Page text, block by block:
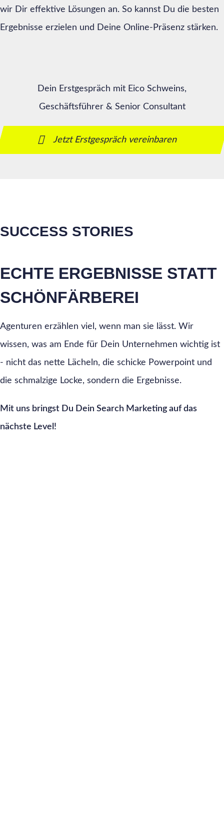
wir Dir effektive Lösungen an. So kannst Du die besten
Ergebnisse erzielen und Deine Online-Präsenz stärken.
Dein Erstgespräch mit Eico Schweins,
Geschäftsführer & Senior Consultant
Jetzt Erstgespräch vereinbaren
SUCCESS STORIES
ECHTE ERGEBNISSE STATT
SCHÖNFÄRBEREI
Agenturen erzählen viel, wenn man sie lässt. Wir
wissen, was am Ende für Dein Unternehmen wichtig ist
- nicht das nette Lächeln, die schicke Powerpoint und
die schmalzige Locke, sondern die Ergebnisse.
Mit uns bringst Du Dein Search Marketing auf das
nächste Level!